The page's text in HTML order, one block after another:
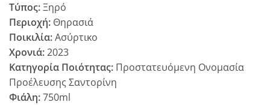
Τύπος:Ξηρό
Περιοχή: Θηρασιά
Ποικιλία:Ασύρτικο
Χρονιά:2023
Κατηγορία Ποιότητας: Προστατευόμενη Ονομασία
Προέλευσης Σαντορίνη
Φιάλη:750ml